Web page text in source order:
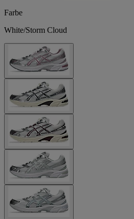
Farbe
White/Storm Cloud